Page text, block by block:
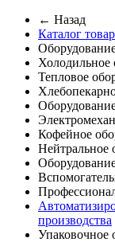
← Назад
Каталог
Холодильное
Тепловое
Кофейное
Нейтральное
производства
Упаковочное